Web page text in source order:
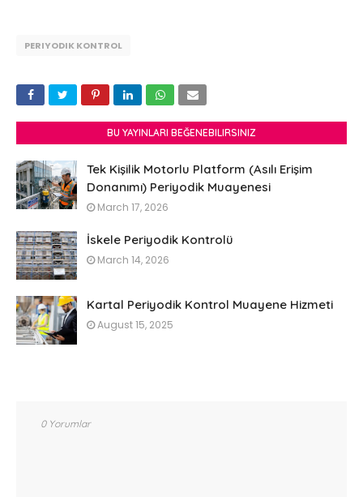
PERIYODIK KONTROL
BU YAYINLARI BEĞENEBILIRSINIZ
Tek Kişilik Motorlu Platform (Asılı Erişim
Donanımı) Periyodik Muayenesi
March 17, 2026
İskele Periyodik Kontrolü
March 14, 2026
Kartal Periyodik Kontrol Muayene Hizmeti
August 15, 2025
0 Yorumlar